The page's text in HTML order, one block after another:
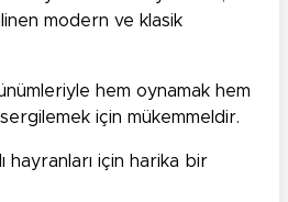
modern ve klasik
hem oynamak hem
için mükemmeldir.
hayranları için harika bir